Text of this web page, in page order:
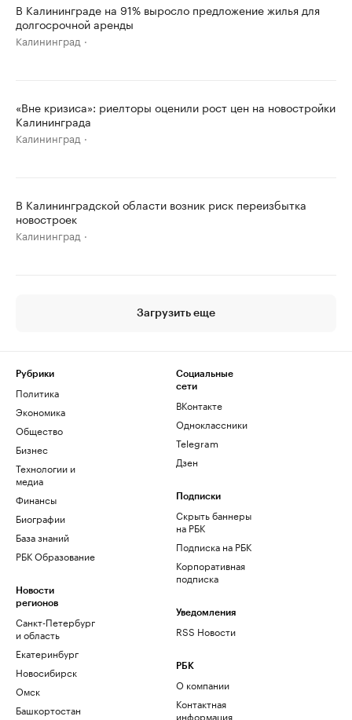
В Калининграде на 91% выросло предложение жилья для
долгосрочной аренды
Калининград
«Вне кризиса»: риелторы оценили рост цен на новостройки
Калининграда
Калининград
В Калининградской области возник риск переизбытка
новостроек
Калининград
Загрузить еще
Рубрики
Политика
Экономика
Общество
Бизнес
Технологии и
медиа
Финансы
Биографии
База знаний
РБК Образование
Новости
регионов
Санкт-Петербург
и область
Екатеринбург
Новосибирск
Омск
Башкортостан
Социальные
сети
ВКонтакте
Одноклассники
Telegram
Дзен
Подписки
Скрыть баннеры
на РБК
Подписка на РБК
Корпоративная
подписка
Уведомления
RSS Новости
РБК
О компании
Контактная
информация